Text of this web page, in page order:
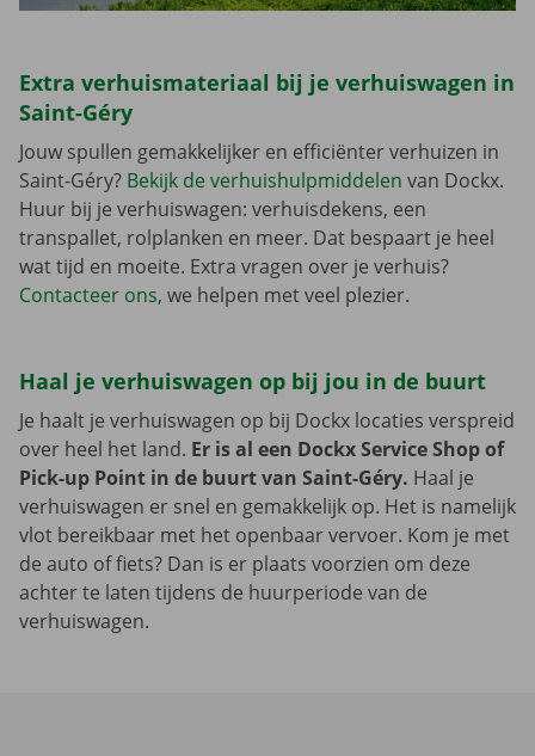
Extra verhuismateriaal bij je verhuiswagen in
Saint-Géry
Jouw spullen gemakkelijker en efficiënter verhuizen in
Saint-Géry? Bekijk de verhuishulpmiddelen van Dockx.
Huur bij je verhuiswagen: verhuisdekens, een
transpallet, rolplanken en meer. Dat bespaart je heel
wat tijd en moeite. Extra vragen over je verhuis?
Contacteer ons, we helpen met veel plezier.
Haal je verhuiswagen op bij jou in de buurt
Je haalt je verhuiswagen op bij Dockx locaties verspreid
over heel het land. Er is al een Dockx Service Shop of
Pick-up Point in de buurt van Saint-Géry. Haal je
verhuiswagen er snel en gemakkelijk op. Het is namelijk
vlot bereikbaar met het openbaar vervoer. Kom je met
de auto of fiets? Dan is er plaats voorzien om deze
achter te laten tijdens de huurperiode van de
verhuiswagen.